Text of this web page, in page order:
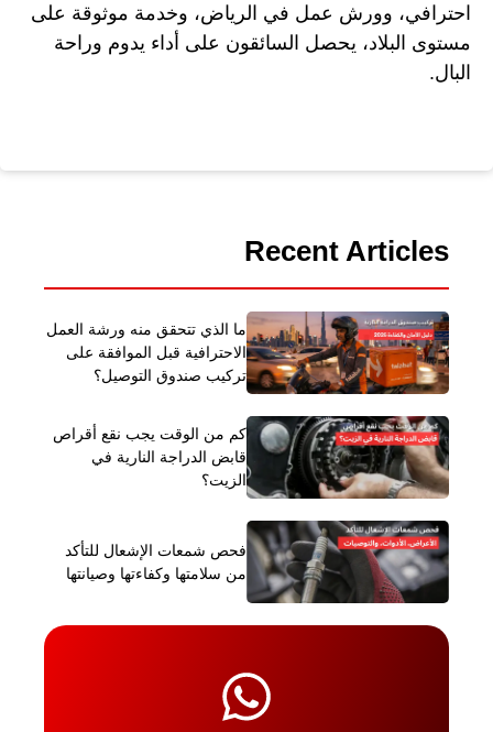
احترافي، وورش عمل في الرياض، وخدمة موثوقة على
مستوى البلاد، يحصل السائقون على أداء يدوم وراحة
البال.
Recent Articles
ما الذي تتحقق منه ورشة العمل
الاحترافية قبل الموافقة على
تركيب صندوق التوصيل؟
كم من الوقت يجب نقع أقراص
قابض الدراجة النارية في
الزيت؟
فحص شمعات الإشعال للتأكد
من سلامتها وكفاءتها وصيانتها